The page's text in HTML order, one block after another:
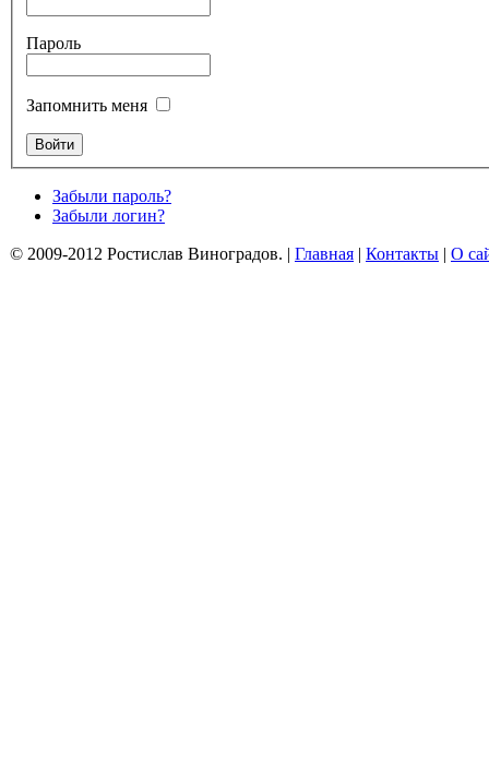
Пароль
Запомнить меня
Забыли пароль?
Забыли логин?
© 2009-2012 Ростислав Виноградов. | Главная | Контакты | О